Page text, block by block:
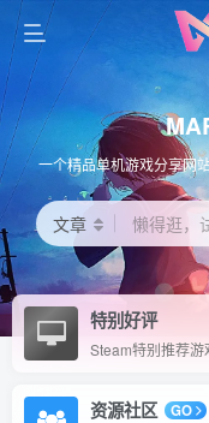
一个精品单机游戏分享网
文章 懒得逛，
特别好评
Steam特别推荐游
资源社区
GO